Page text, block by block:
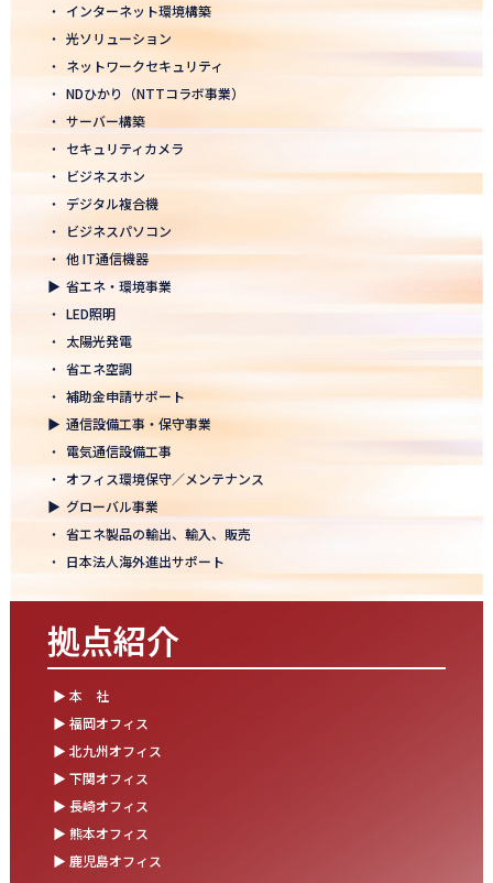
一年の感謝を込めて、大掃除を行いました！ ～年末のご挨拶～
2025.12.12
年末年始休業のお知らせ
2025年度上期「NTT-WEST 1000×CLUB」認定式にて表彰
2025.11.06
「心を高め、経営を伸ばす」NDグループが「稲盛フィロソフィー
世界大会」に参画
モノづくりフェア2025にて講演登壇！LED照明の未来を語る
2025.10.17
結束を深めた2日間！創立50年目の方針発表会を開催！
2025.10.07
【日本電通グループ内定式開催】2026年度卒 新卒10期生が本社に
集まりました！
2025.09.11
松山オフィスお引っ越し！快適空間にアップグレード✨
湯布院保養所をリノベーションし、9月オープン！～社員とご家族
の「心と体のリフレッシュ拠点」に～
松山オフィス 事務所移転のお知らせ
2025.08.05
業務効率が劇的に進化！商品ビリンググループにRPAを導入しまし
・ インターネット環境構築
・ 光ソリューション
・ ネットワークセキュリティ
・ NDひかり（NTTコラボ事業）
・ サーバー構築
・ セキュリティカメラ
・
ビジネスホン
・ デジタル複合機
・
ビジネスパソコン
・ 他 IT通信機器
▶ 省エネ・環境事業
・ LED照明
・ 太陽光発電
・ 省エネ空調
・ 補助金申請サポート
▶ 通信設備工事・保守事業
・ 電気通信設備工事
・ オフィス環境保守／メンテナンス
▶ グローバル事業
・ 省エネ製品の輸出、輸入、販売
・ 日本法人海外進出サポート
拠点紹介
▶ 本 社
▶ 福岡オフィス
▶ 北九州オフィス
▶ 下関オフィス
▶ 長崎オフィス
▶ 熊本オフィス
▶ 鹿児島オフィス